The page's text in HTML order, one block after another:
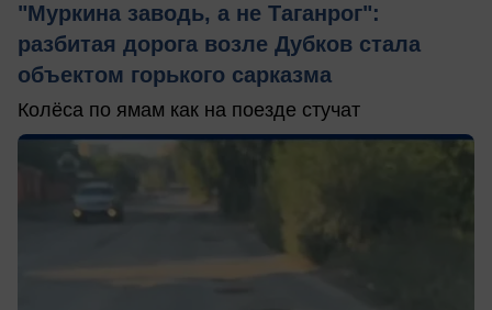
"Муркина заводь, а не Таганрог":
разбитая дорога возле Дубков стала
объектом горького сарказма
Колёса по ямам как на поезде стучат